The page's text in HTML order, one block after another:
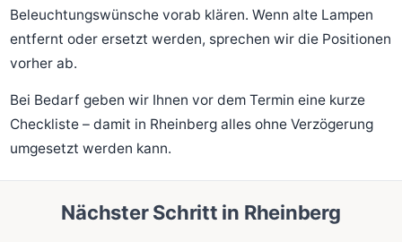
Beleuchtungswünsche vorab klären. Wenn alte Lampen
entfernt oder ersetzt werden, sprechen wir die Positionen
vorher ab.
Bei Bedarf geben wir Ihnen vor dem Termin eine kurze
Checkliste – damit in Rheinberg alles ohne Verzögerung
umgesetzt werden kann.
Nächster Schritt in Rheinberg